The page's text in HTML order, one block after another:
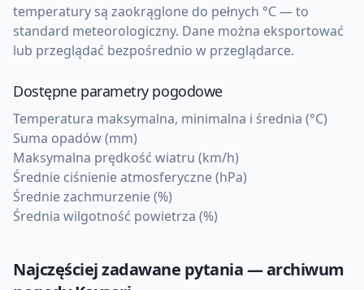
temperatury są zaokrąglone do pełnych °C — to
standard meteorologiczny. Dane można eksportować
lub przeglądać bezpośrednio w przeglądarce.
Dostępne parametry pogodowe
Temperatura maksymalna, minimalna i średnia (°C)
Suma opadów (mm)
Maksymalna prędkość wiatru (km/h)
Średnie ciśnienie atmosferyczne (hPa)
Średnie zachmurzenie (%)
Średnia wilgotność powietrza (%)
Najczęściej zadawane pytania — archiwum